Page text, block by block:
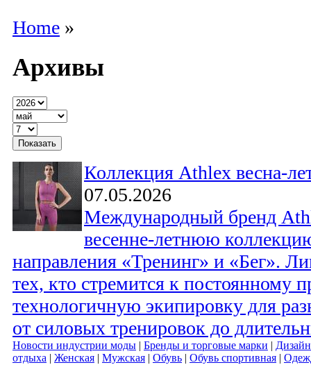
Home »
Архивы
Коллекция Athlex весна-
07.05.2026
Международный бренд
весенне-летнюю
направления «Тренинг» и «Бег».
тех, кто стремится к постоянному
технологичную экипировку для
от силовых тренировок до
Новости индустрии моды | Бренды и торговые марки |
отдыха | Женская | Мужская | Обувь | Обувь спортивная |